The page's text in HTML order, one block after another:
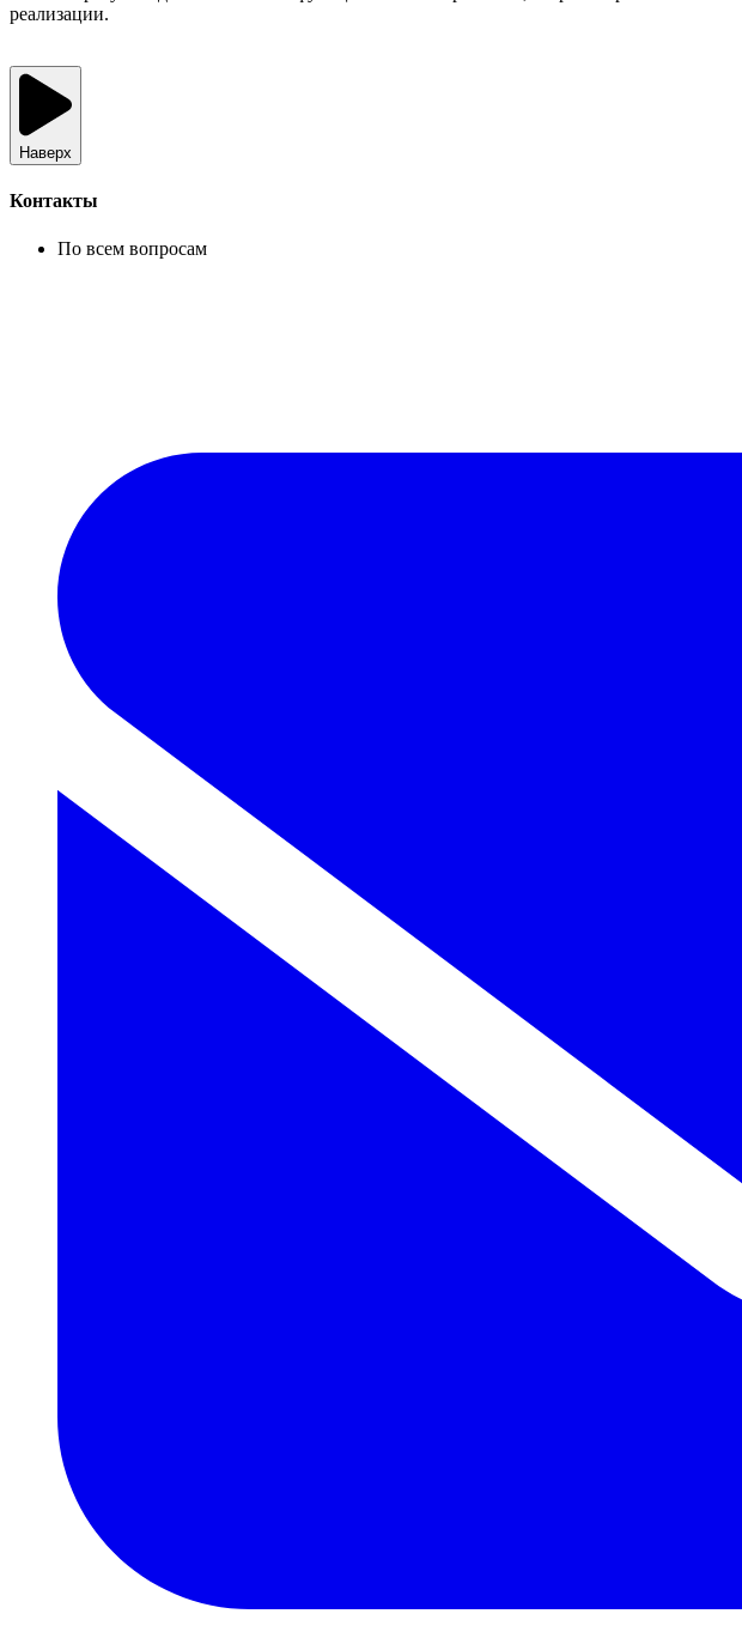
реализации.
Наверх
Контакты
По всем вопросам